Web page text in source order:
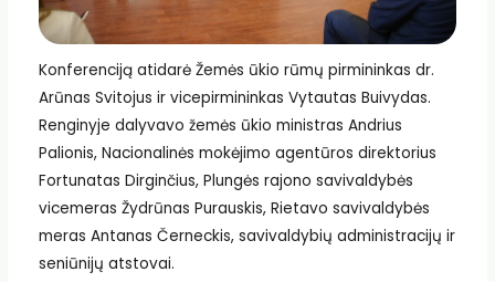
Konferenciją atidarė Žemės ūkio rūmų pirmininkas dr.
Arūnas Svitojus ir vicepirmininkas Vytautas Buivydas.
Renginyje dalyvavo žemės ūkio ministras Andrius
Palionis, Nacionalinės mokėjimo agentūros direktorius
Fortunatas Dirginčius, Plungės rajono savivaldybės
vicemeras Žydrūnas Purauskis, Rietavo savivaldybės
meras Antanas Černeckis, savivaldybių administracijų ir
seniūnijų atstovai.